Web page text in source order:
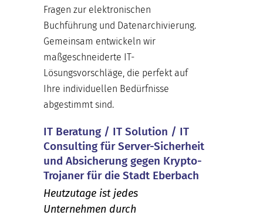
Fragen zur elektronischen
Buchführung und Datenarchivierung.
Gemeinsam entwickeln wir
maßgeschneiderte IT-
Lösungsvorschläge, die perfekt auf
Ihre individuellen Bedürfnisse
abgestimmt sind.
IT Beratung / IT Solution / IT
Consulting für Server-Sicherheit
und Absicherung gegen Krypto-
Trojaner für die Stadt Eberbach
Heutzutage ist jedes
Unternehmen durch